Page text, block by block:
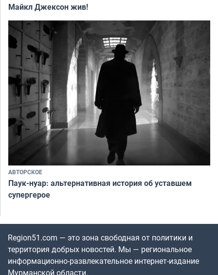
Майкл Джексон жив!
АВТОРСКОЕ
Паук-нуар: альтернативная история об уставшем
супергерое
Region51.com — это зона свободная от политики и
территория добрых новостей. Мы — региональное
информационно-развлекательное интернет-издание
Мурманской области.